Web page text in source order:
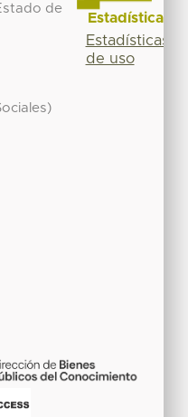
de
Estadísticas
Estadísticas
de uso